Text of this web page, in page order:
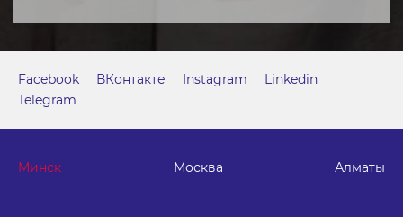
Минск Москва Алматы
Facebook ВКонтакте Instagram
Linkedin
Telegram